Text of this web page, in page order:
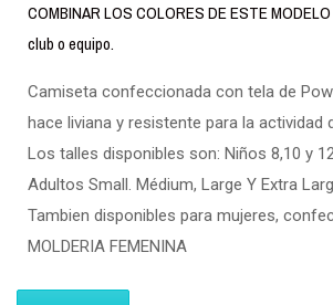
COMBINAR LOS COLORES DE ESTE
club o equipo.
Camiseta confeccionada con tela de
hace liviana y resistente para la actividad
Los talles disponibles son: Niños 8,10 y
Adultos Small. Médium, Large Y Extra
Tambien disponibles para mujeres,
MOLDERIA FEMENINA